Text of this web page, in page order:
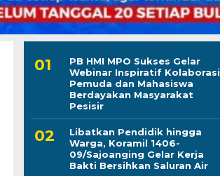
PB HMI MPO Sukses Gelar
Webinar Inspiratif Kolaborasi
Pemuda dan Mahasiswa
Berdayakan Masyarakat
Pesisir
Libatkan Pendidik hingga
Warga, Koramil 1406-
09/Sajoanging Gelar Kerja
Bakti Bersihkan Saluran Air